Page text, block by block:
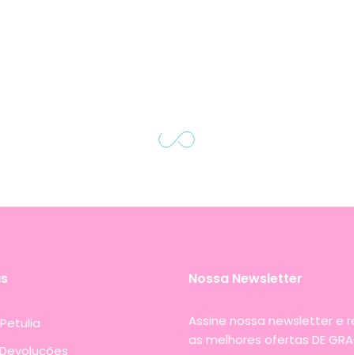
Nossa Newsletter
Assine nossa newsletter e
as melhores ofertas DE